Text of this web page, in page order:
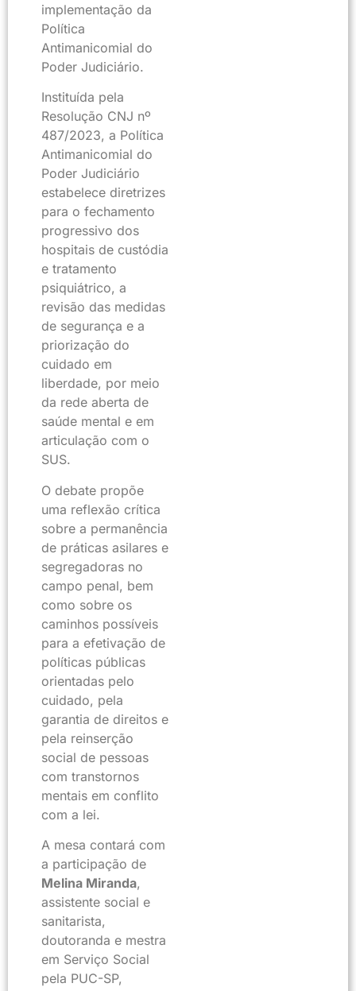
implementação da
Política
Antimanicomial do
Poder Judiciário.
Instituída pela
Resolução CNJ nº
487/2023, a Política
Antimanicomial do
Poder Judiciário
estabelece diretrizes
para o fechamento
progressivo dos
hospitais de custódia
e tratamento
psiquiátrico, a
revisão das medidas
de segurança e a
priorização do
cuidado em
liberdade, por meio
da rede aberta de
saúde mental e em
articulação com o
SUS.
O debate propõe
uma reflexão crítica
sobre a permanência
de práticas asilares e
segregadoras no
campo penal, bem
como sobre os
caminhos possíveis
para a efetivação de
políticas públicas
orientadas pelo
cuidado, pela
garantia de direitos e
pela reinserção
social de pessoas
com transtornos
mentais em conflito
com a lei.
A mesa contará com
a participação de
Melina Miranda,
assistente social e
sanitarista,
doutoranda e mestra
em Serviço Social
pela PUC-SP,